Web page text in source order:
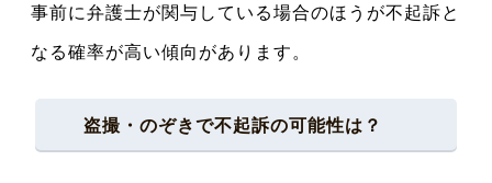
事前に弁護士が関与している場合のほうが不起訴と
なる確率が高い傾向があります。
盗撮・のぞきで不起訴の可能性は？